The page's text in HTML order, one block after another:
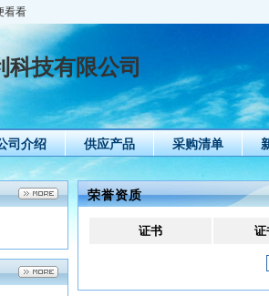
看看
科技有限公司
司介绍 供应产品 采购清单
荣誉资质
证书 证